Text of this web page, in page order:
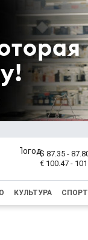
$ 87.35 -
€ 100.47 -
КУЛЬТУРА СПОРТ